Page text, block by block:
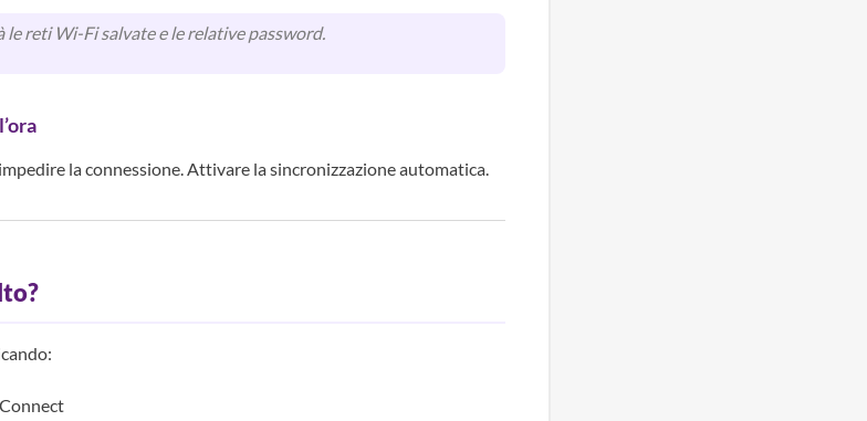
reti Wi-Fi salvate e le relative password.
la connessione. Attivare la sincronizzazione automatica.